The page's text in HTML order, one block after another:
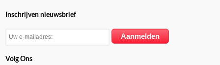
Inschrijven nieuwsbrief
Volg Ons